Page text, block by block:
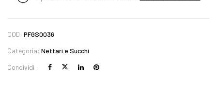
COD: PFGS0036
Categoria: Nettari e Succhi
Condividi :